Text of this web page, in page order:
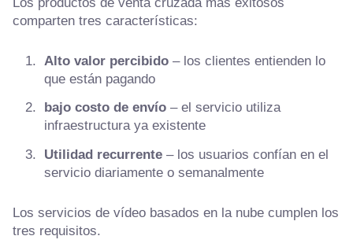
comparten tres características:
Alto valor percibido – los clientes entienden lo
que están pagando
bajo costo de envío – el servicio utiliza
infraestructura ya existente
Utilidad recurrente – los usuarios confían en el
servicio diariamente o semanalmente
Los servicios de vídeo basados en la nube cumplen los
tres requisitos.